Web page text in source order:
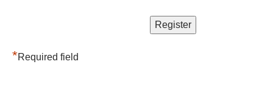
*Required field